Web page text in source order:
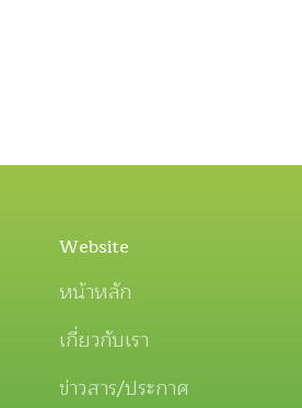
Website
หน้าหลัก
เกี่ยวกับเรา
ข่าวสาร/ประกาศ